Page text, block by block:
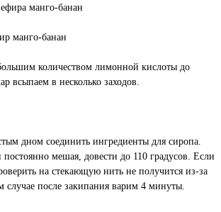
манго-банан
количеством лимонной кислоты до
всыпаем в несколько заходов.
дном соединить ингредиенты для сиропа.
постоянно мешая, довести до 110 градусов. Если
на стекающую нить не получится из-за
случае после закипания варим 4 минуты.